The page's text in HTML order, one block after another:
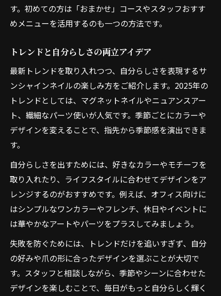
す。初めての方は「おまかせ」コースやスタッフおすす
めメニューを活用するのも一つの方法です。
トレンドと自分らしさの両立アイデア
最新トレンドを取り入れつつ、自分らしさを表現するサ
ンシャインネイルの楽しみ方をご紹介します。2025年の
トレンドとしては、マグネットネイルやニュアンスアー
ト、繊細なパーツ使いが人気です。季節ごとにカラーや
デザインを変えることで、指先から季節感を演出できま
す。
自分らしさを出すためには、好きなカラーやモチーフを
取り入れたり、ライフスタイルに合わせてデザインをア
レンジするのがおすすめです。例えば、オフィス向けに
はシンプルなワンカラーやフレンチ、休日やイベントに
は華やかなアートやパーツをプラスしてみましょう。
失敗を防ぐためには、トレンドだけを追いすぎず、自分
の好みや爪の形に合ったデザインを選ぶことが大切で
す。スタッフと相談しながら、季節やシーンに合わせた
デザインを楽しむことで、毎日がもっと自分らしく輝く